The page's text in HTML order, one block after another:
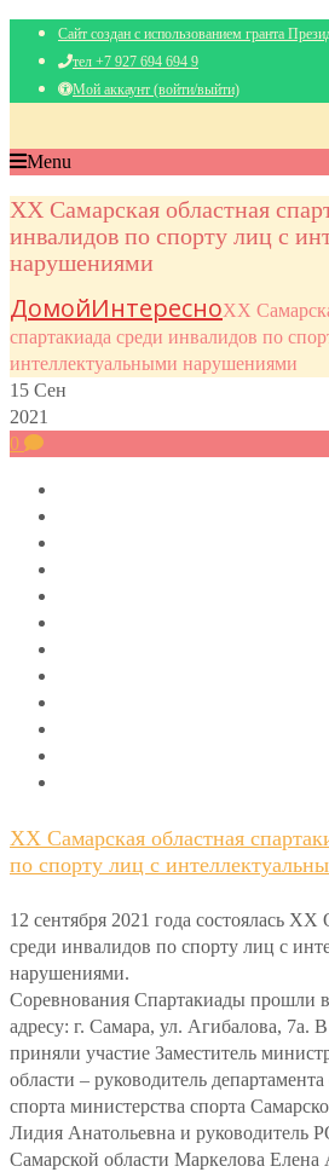
Сайт создан с использованием гранта
тел +7 927 694 694 9
Мой аккаунт (войти/выйти)
Menu
XX Самарская областная
инвалидов по спорту лиц с
нарушениями
ДомойИнтересноXX
спартакиада среди инвалидов по
интеллектуальными нарушениями
15 Сен
2021
0
XX Самарская областная
по спорту лиц с
12 сентября 2021 года состоялась XX
среди инвалидов по спорту лиц с
нарушениями.
Соревнования Спартакиады прошли
адресу: г. Самара, ул. Агибалова, 7а.
приняли участие Заместитель
области – руководитель
спорта министерства спорта
Лидия Анатольевна и
Самарской области Маркелова Елена